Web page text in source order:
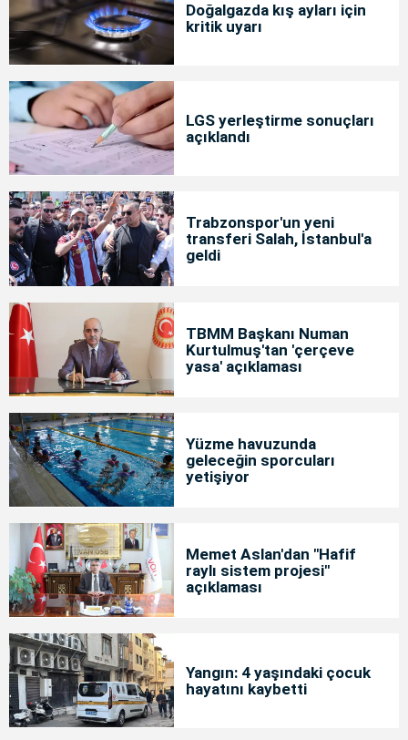
Doğalgazda kış ayları için
kritik uyarı
LGS yerleştirme sonuçları
açıklandı
Trabzonspor'un yeni
transferi Salah, İstanbul'a
geldi
TBMM Başkanı Numan
Kurtulmuş'tan 'çerçeve
yasa' açıklaması
Yüzme havuzunda
geleceğin sporcuları
yetişiyor
Memet Aslan'dan "Hafif
raylı sistem projesi"
açıklaması
Yangın: 4 yaşındaki çocuk
hayatını kaybetti